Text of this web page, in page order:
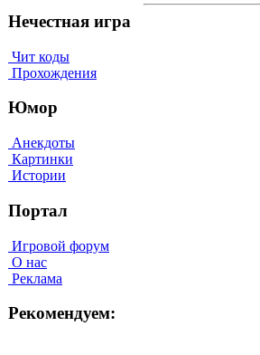
Нечестная игра
Чит коды
Прохождения
Юмор
Анекдоты
Картинки
Истории
Портал
Игровой форум
О нас
Реклама
Рекомендуем: